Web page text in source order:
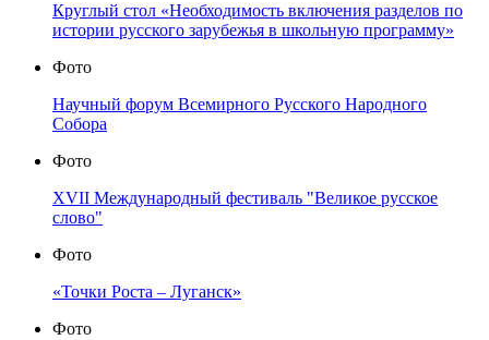
Круглый стол «Необходимость включения разделов по
истории русского зарубежья в школьную программу»
Фото
Научный форум Всемирного Русского Народного
Собора
Фото
XVII Международный фестиваль "Великое русское
слово"
Фото
«Точки Роста – Луганск»
Фото